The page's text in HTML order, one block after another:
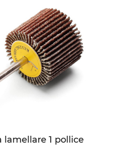
lamellare 1 pollice